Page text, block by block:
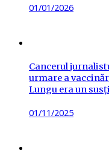
Posted
01/01/2026
Cancerul
urmare a
Lungu era un
Posted
01/11/2025